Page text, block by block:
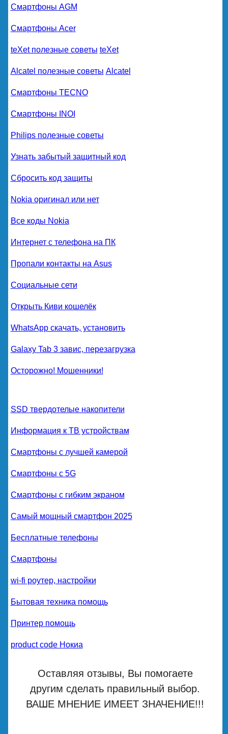
Смартфоны AGM
Смартфоны Acer
teXet полезные советы teXet
Alcatel полезные советы Alcatel
Смартфоны TECNO
Смартфоны INOI
Philips полезные советы
Узнать забытый защитный код
Сбросить код защиты
Nokia оригинал или нет
Все коды Nokia
Интернет с телефона на ПК
Пропали контакты на Asus
Социальные сети
Открыть Киви кошелёк
WhatsApp скачать, установить
Galaxy Tab 3 завис, перезагрузка
Осторожно! Мошенники!
SSD твердотелые накопители
Информация к ТВ устройствам
Смартфоны с лучшей камерой
Смартфоны с 5G
Смартфоны с гибким экраном
Самый мощный смартфон 2025
Бесплатные телефоны
Смартфоны
wi-fi роутер, настройки
Бытовая техника помощь
Принтер помощь
product code Нокиа
Оставляя отзывы, Вы помогаете
другим сделать правильный выбор.
ВАШЕ МНЕНИЕ ИМЕЕТ ЗНАЧЕНИЕ!!!